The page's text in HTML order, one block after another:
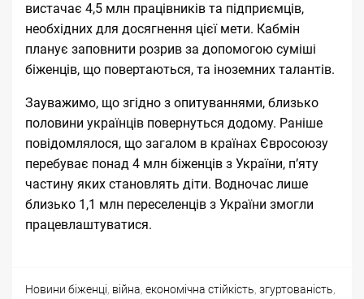
вистачає 4,5 млн працівників та підприємців,
необхідних для досягнення цієї мети. Кабмін
планує заповнити розрив за допомогою суміші
біженців, що повертаються, та іноземних талантів.
Зауважимо, що згідно з опитуваннями, близько
половини українців повернуться додому. Раніше
повідомлялося, що загалом в країнах Євросоюзу
перебуває понад 4 млн біженців з України, п’яту
частину яких становлять діти. Водночас лише
близько 1,1 млн переселенців з України змогли
працевлаштуватися.
Categories
Новини Tags
біженці, війна, економічна стійкість, згуртованість,